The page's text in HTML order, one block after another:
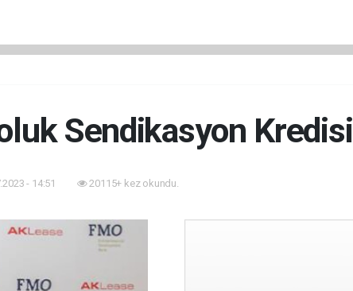
Sendikasyon Kredisi
- 14:51 20115+ kez okundu.